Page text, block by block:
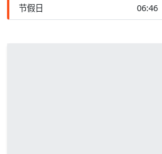
节假日 06:46